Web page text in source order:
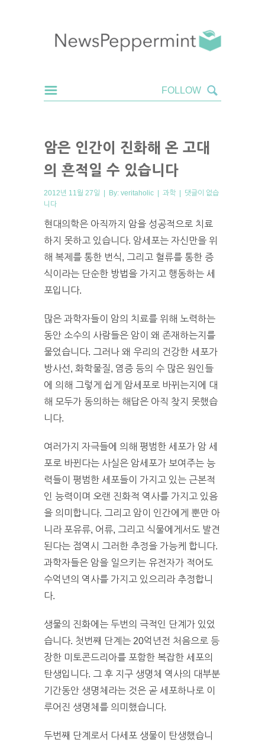
암은 인간이 진화해 온 고대
의 흔적일 수 있습니다
2012년 11월 27일 | By: veritaholic | 과학 | 댓글이 없습
니다
현대의학은 아직까지 암을 성공적으로 치료
하지 못하고 있습니다. 암세포는 자신만을 위
해 복제를 통한 번식, 그리고 혈류를 통한 증
식이라는 단순한 방법을 가지고 행동하는 세
포입니다.
많은 과학자들이 암의 치료를 위해 노력하는
동안 소수의 사람들은 암이 왜 존재하는지를
물었습니다. 그러나 왜 우리의 건강한 세포가
방사선, 화학물질, 염증 등의 수 많은 원인들
에 의해 그렇게 쉽게 암세포로 바뀌는지에 대
해 모두가 동의하는 해답은 아직 찾지 못했습
니다.
여러가지 자극들에 의해 평범한 세포가 암 세
포로 바뀐다는 사실은 암세포가 보여주는 능
력들이 평범한 세포들이 가지고 있는 근본적
인 능력이며 오랜 진화적 역사를 가지고 있음
을 의미합니다. 그리고 암이 인간에게 뿐만 아
니라 포유류, 어류, 그리고 식물에게서도 발견
된다는 점역시 그러한 추정을 가능케 합니다.
과학자들은 암을 일으키는 유전자가 적어도
수억년의 역사를 가지고 있으리라 추정합니
다.
생물의 진화에는 두번의 극적인 단계가 있었
습니다. 첫번째 단계는 20억년전 처음으로 등
장한 미토콘드리아를 포함한 복잡한 세포의
탄생입니다. 그 후 지구 생명체 역사의 대부분
기간동안 생명체라는 것은 곧 세포하나로 이
루어진 생명체를 의미했습니다.
두번째 단계로서 다세포 생물이 탄생했습니